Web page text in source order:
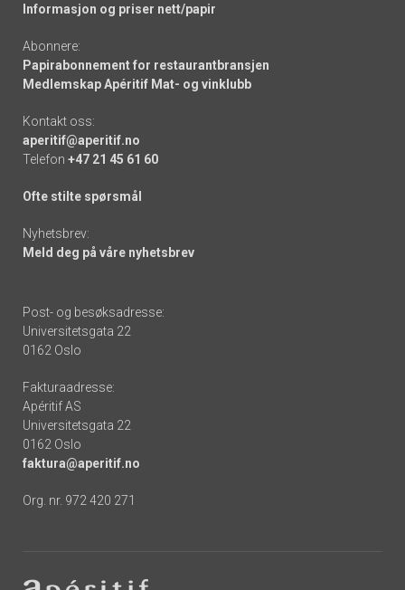
Informasjon og priser nett/papir
Abonnere:
Papirabonnement for restaurantbransjen
Medlemskap Apéritif Mat- og vinklubb
Kontakt oss:
aperitif@aperitif.no
Telefon +47 21 45 61 60
Ofte stilte spørsmål
Nyhetsbrev:
Meld deg på våre nyhetsbrev
Post- og besøksadresse:
Universitetsgata 22
0162 Oslo
Fakturaadresse:
Apéritif AS
Universitetsgata 22
0162 Oslo
faktura@aperitif.no
Org. nr. 972 420 271